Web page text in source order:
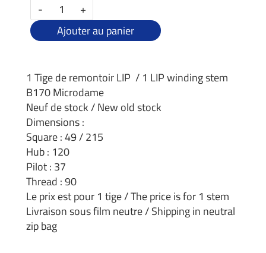
-
+
Ajouter au panier
1 Tige de remontoir LIP / 1 LIP winding stem
B170 Microdame
Neuf de stock / New old stock
Dimensions :
Square : 49 / 215
Hub : 120
Pilot : 37
Thread : 90
Le prix est pour 1 tige / The price is for 1 stem
Livraison sous film neutre / Shipping in neutral
zip bag